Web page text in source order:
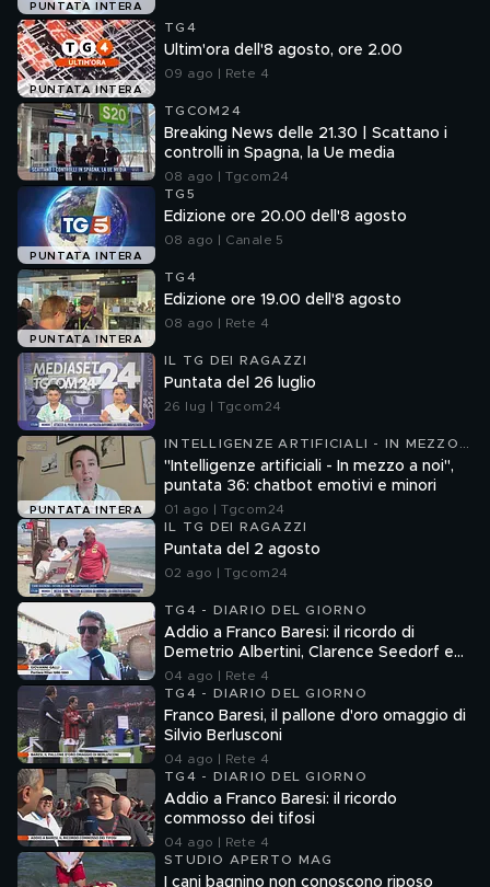
PUNTATA INTERA
PUNTATA INTERA
TG4
Ultim'ora dell'8 agosto, ore 2.00
09 ago | Rete 4
TGCOM24
Breaking News delle 21.30 | Scattano i
controlli in Spagna, la Ue media
08 ago | Tgcom24
PUNTATA INTERA
TG5
Edizione ore 20.00 dell'8 agosto
08 ago | Canale 5
PUNTATA INTERA
TG4
Edizione ore 19.00 dell'8 agosto
08 ago | Rete 4
IL TG DEI RAGAZZI
Puntata del 26 luglio
26 lug | Tgcom24
PUNTATA INTERA
INTELLIGENZE ARTIFICIALI - IN MEZZO
A NOI
"Intelligenze artificiali - In mezzo a noi",
puntata 36: chatbot emotivi e minori
01 ago | Tgcom24
IL TG DEI RAGAZZI
Puntata del 2 agosto
02 ago | Tgcom24
TG4 - DIARIO DEL GIORNO
Addio a Franco Baresi: il ricordo di
Demetrio Albertini, Clarence Seedorf e
Giovanni Galli
04 ago | Rete 4
TG4 - DIARIO DEL GIORNO
Franco Baresi, il pallone d'oro omaggio di
Silvio Berlusconi
04 ago | Rete 4
TG4 - DIARIO DEL GIORNO
Addio a Franco Baresi: il ricordo
commosso dei tifosi
04 ago | Rete 4
STUDIO APERTO MAG
I cani bagnino non conoscono riposo